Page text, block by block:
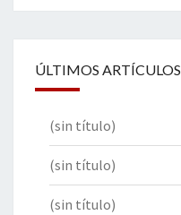
ÚLTIMOS ARTÍCULOS
(sin título)
(sin título)
(sin título)